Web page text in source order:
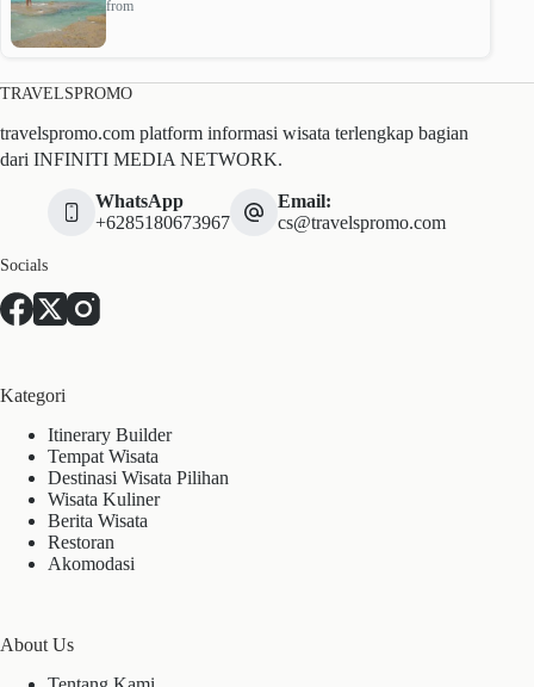
from
TRAVELSPROMO
travelspromo.com platform informasi wisata terlengkap bagian
dari INFINITI MEDIA NETWORK.
WhatsApp
+6285180673967
Email:
cs@travelspromo.com
Socials
Kategori
Itinerary Builder
Tempat Wisata
Destinasi Wisata Pilihan
Wisata Kuliner
Berita Wisata
Restoran
Akomodasi
About Us